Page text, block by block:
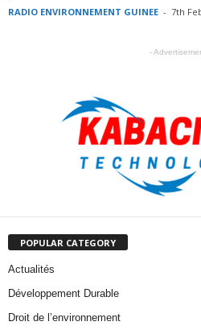
RADIO ENVIRONNEMENT GUINEE - 7th
-
POPULAR CATEGORY
Actualités
Développement Durable
Droit de l’environnement